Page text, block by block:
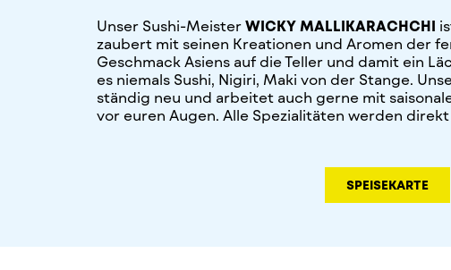
Unser Sushi-Meister WICKY MALLIKARACHCHI
zaubert mit seinen Kreationen und Aromen der
Geschmack Asiens auf die Teller und damit ein
es niemals Sushi, Nigiri, Maki von der Stange.
ständig neu und arbeitet auch gerne mit
vor euren Augen. Alle Spezialitäten werden
SPEISEKARTE